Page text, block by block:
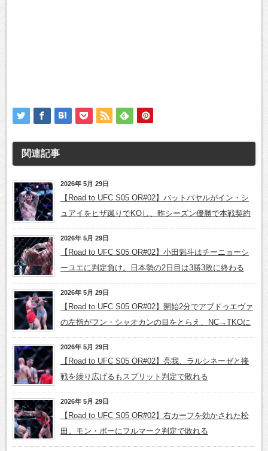
関連記事
2026年 5月 29日
【Road to UFC S05 OR#02】バットバヤルがイン・シ
ュアイをヒザ蹴りでKOし、昨シーズン優勝で本戦契約
2026年 5月 29日
【Road to UFC S05 OR#02】小田魁斗はチーニョーシ
ーユエに判定負け。日本勢の2日目は3勝3敗に終わる
2026年 5月 29日
【Road to UFC S05 OR#02】開始2分でアブドゥエヴァ
の左指がフン・シャオカンの目をとらえ、NC→TKOに
2026年 5月 29日
【Road to UFC S05 OR#02】亮我、ラルシネーゼと接
戦を繰り広げるもスプリット判定で敗れる
2026年 5月 29日
【Road to UFC S05 OR#02】右カーフを効かされた松
田。モン・ボーにフルマーク判定で敗れる